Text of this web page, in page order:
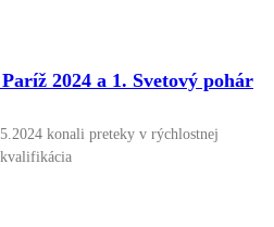
2024 a 1. Svetový pohár
konali preteky v rýchlostnej